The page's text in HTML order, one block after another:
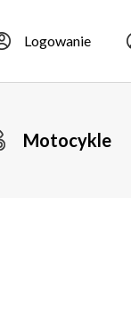
Logowanie
Motocykle